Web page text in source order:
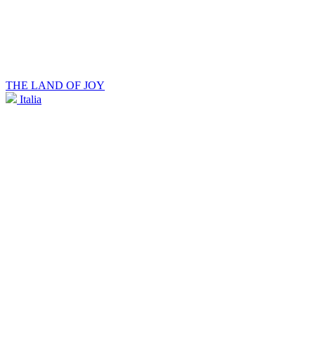
THE LAND OF JOY
Italia